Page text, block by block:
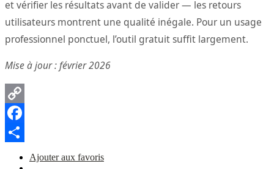
et vérifier les résultats avant de valider — les retours
utilisateurs montrent une qualité inégale. Pour un usage
professionnel ponctuel, l’outil gratuit suffit largement.
Mise à jour : février 2026
Copy
Link
Facebook
PartagerAjouter aux favoris